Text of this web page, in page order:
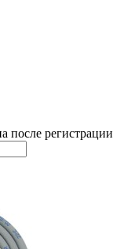
после регистрации